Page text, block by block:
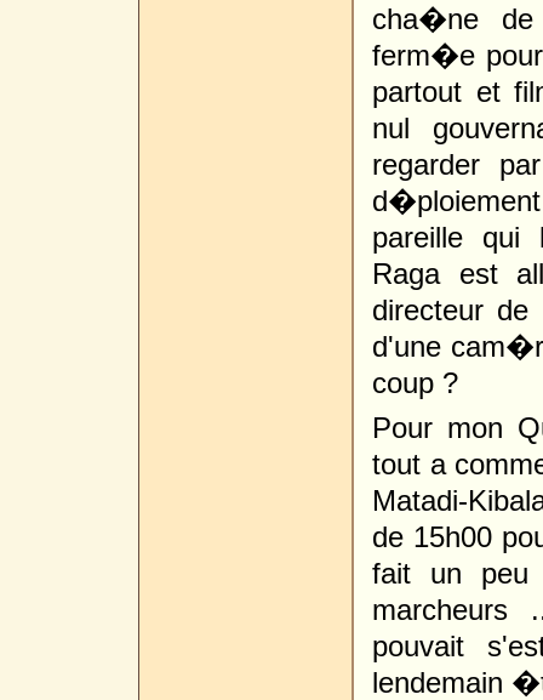
cha�ne
ferm�e
partout et
nul
regarder
pareille qui
Raga est
directeur
d'une
coup ?
Pour mon
tout a
Matadi-
de 15h00
fait un peu
pouvait
lendemain